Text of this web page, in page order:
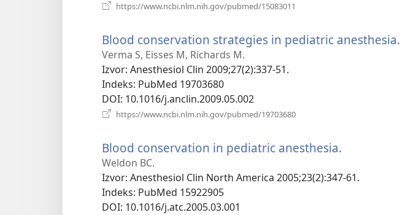
https://www.ncbi.nlm.nih.gov/pubmed/15083011
prozor)
Blood conservation strategies in pediatric anesthesia.
Verma S, Eisses M, Richards M.
Izvor‎: Anesthesiol Clin 2009;27(2):337-51.
Indeks‎: PubMed 19703680
DOI‎: 10.1016/j.anclin.2009.05.002
https://www.ncbi.nlm.nih.gov/pubmed/19703680
prozor)
Blood conservation in pediatric anesthesia.
novi
Weldon BC.
Izvor‎: Anesthesiol Clin North America 2005;23(2):347-61.
Indeks‎: PubMed 15922905
DOI‎: 10.1016/j.atc.2005.03.001